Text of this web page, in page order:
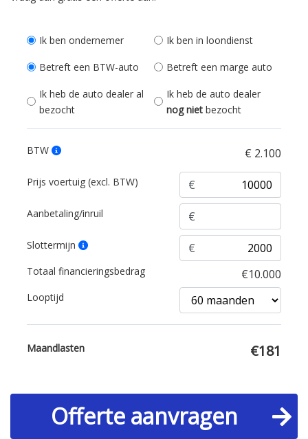
Ik ben ondernemer Ik ben in loondienst
Betreft een BTW-auto Betreft een marge auto
Ik heb de auto dealer al
bezocht
Ik heb de auto dealer
nog niet bezocht
BTW
Prijs voertuig (excl. BTW) €
Aanbetaling/inruil €
Slottermijn €
Totaal financieringsbedrag
Looptijd
Maandlasten
Offerte aanvragen